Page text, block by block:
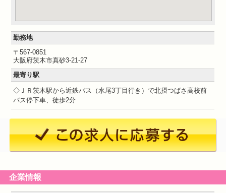
勤務地
〒567-0851
大阪府茨木市真砂3-21-27
最寄り駅
◇ＪＲ茨木駅から近鉄バス（水尾3丁目行き）で北摂つばさ高校前
バス停下車、徒歩2分
企業情報